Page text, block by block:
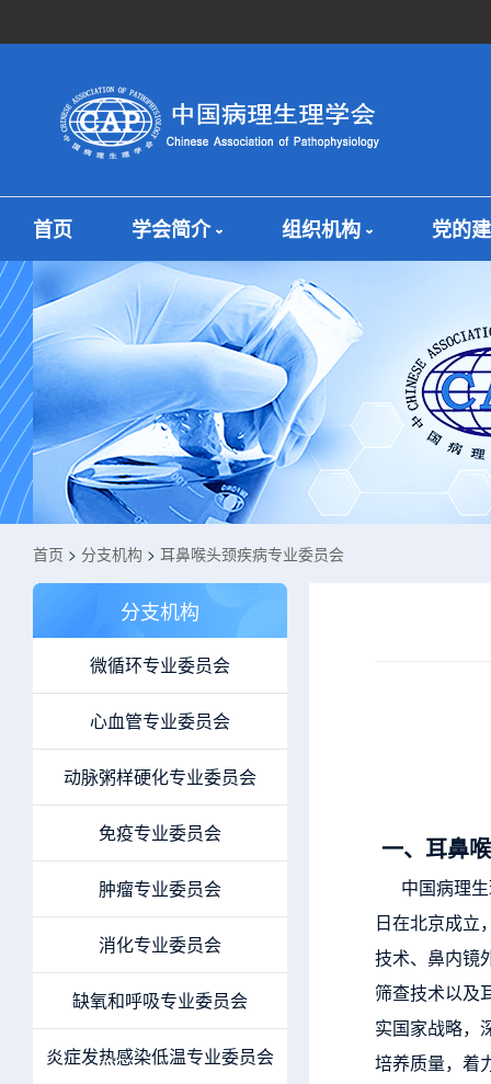
首页 学会简介 组织机构 党的
首页 > 分支机构 > 耳鼻喉头颈疾病专业委员会
分支机构
微循环专业委员会
心血管专业委员会
动脉粥样硬化专业委员会
免疫专业委员会
肿瘤专业委员会
消化专业委员会
缺氧和呼吸专业委员会
炎症发热感染低温专业委员会
一、 耳鼻
中国病理生
日在北京成立
技术、鼻内镜
筛查技术以及
实国家战略，
培养质量，着